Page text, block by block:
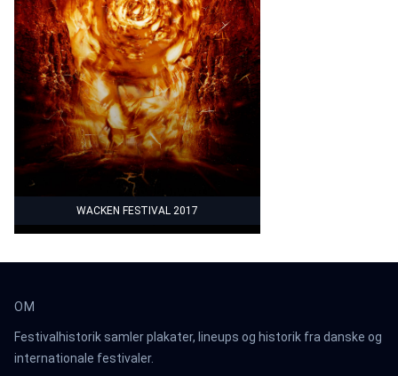
WACKEN FESTIVAL 2017
OM
Festivalhistorik samler plakater, lineups og historik fra danske og
internationale festivaler.